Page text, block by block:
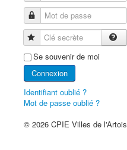
Mot de passe
Clé secrète
Se souvenir de moi
Connexion
Identifiant oublié ?
Mot de passe oublié ?
© 2026 CPIE Villes de l'Artois